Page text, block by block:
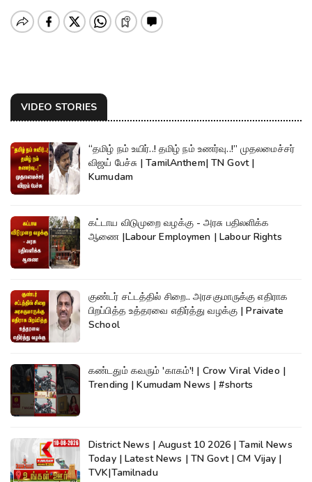
VIDEO STORIES
“தமிழ் நம் உயிர்..! தமிழ் நம் உணர்வு..!” முதலமைச்சர்
விஜய் பேச்சு | TamilAnthem| TN Govt |
Kumudam
கட்டாய விடுமுறை வழக்கு - அரசு பதிலளிக்க
ஆணை |Labour Employmen | Labour Rights
குண்டர் சட்டத்தில் சிறை.. அரசகுமாருக்கு எதிராக
பிறப்பித்த உத்தரவை எதிர்த்து வழக்கு | Praivate
School
கண்டதும் கவரும் 'காகம்'! | Crow Viral Video |
Trending | Kumudam News | #shorts
District News | August 10 2026 | Tamil News
Today | Latest News | TN Govt | CM Vijay |
TVK|Tamilnadu